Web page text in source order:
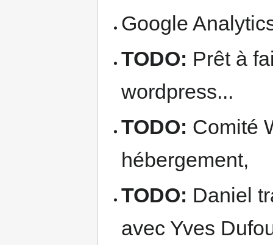
Google
TODO: Prêt à
wordpress...
TODO: Comité
hébergement,
TODO: Daniel
avec Yves